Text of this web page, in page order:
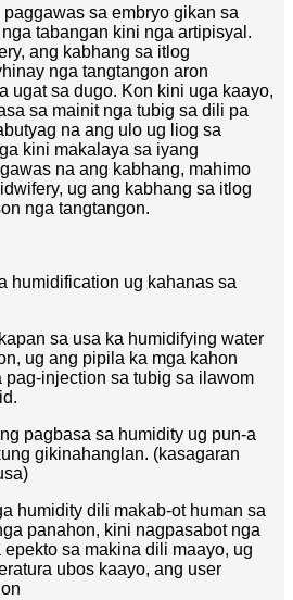
sa embryo gikan sa
tabangan kini nga artipisyal.
ang kabhang sa itlog
nga tangtangon aron
ugat sa dugo. Kon kini uga kaayo,
sa mainit nga tubig sa dili pa
na ang ulo ug liog sa
kini makalaya sa iyang
na ang kabhang, mahimo
ug ang kabhang sa itlog
nga tangtangon.
humidification ug kahanas sa
sa usa ka humidifying water
ug ang pipila ka mga kahon
pag-injection sa tubig sa ilawom
pagbasa sa humidity ug pun-a
gikinahanglan. (kasagaran
humidity dili makab-ot human sa
panahon, kini nagpasabot nga
sa makina dili maayo, ug
ubos kaayo, ang user